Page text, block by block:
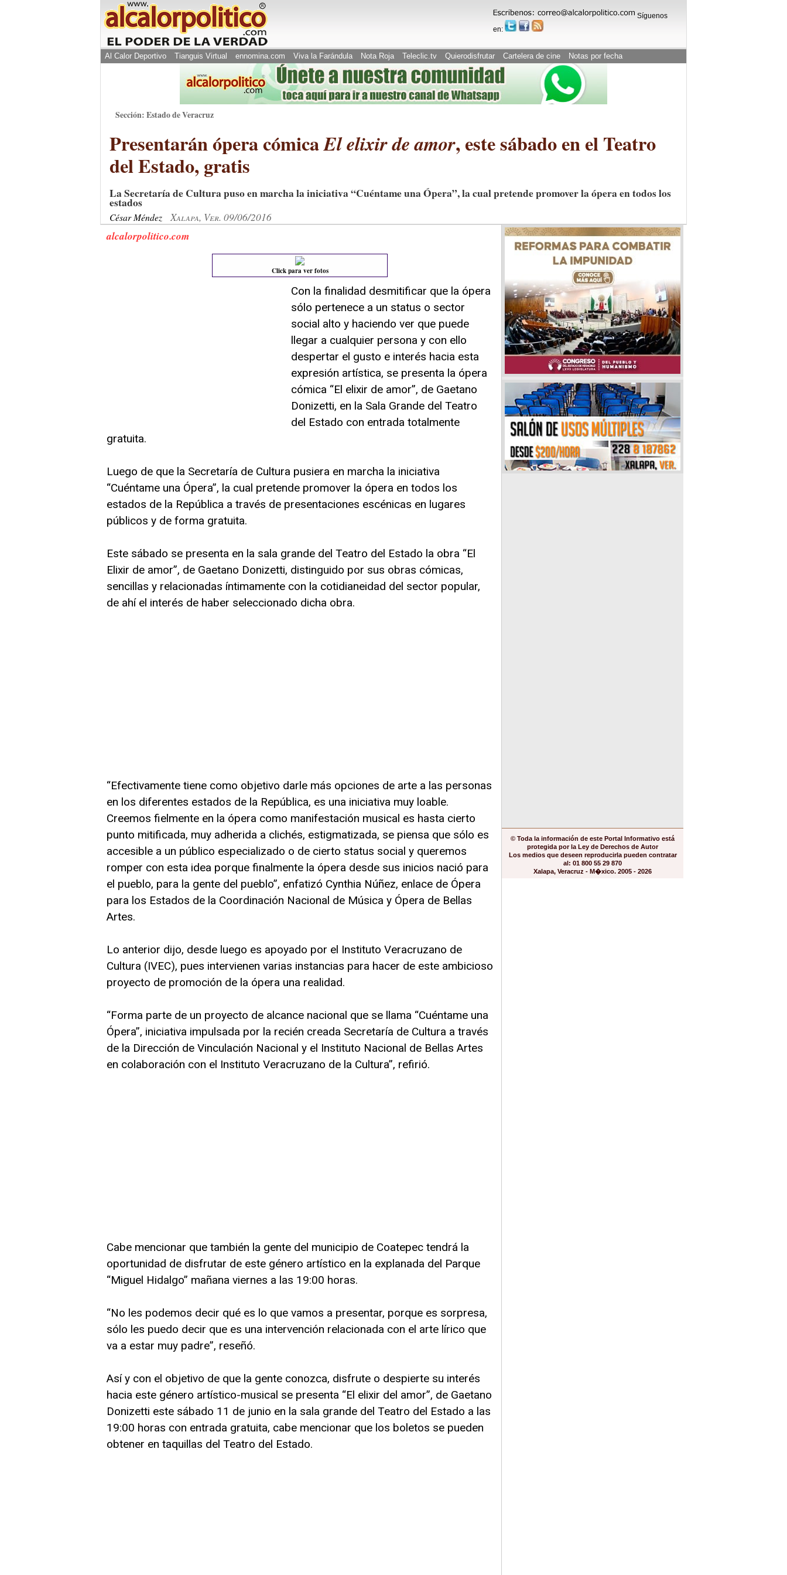
Síguenos
en:
Al Calor Deportivo Tianguis Virtual ennomina.com Viva la Farándula Nota Roja Teleclic.tv Quierodisfrutar Cartelera de cine Notas por fecha
Sección: Estado de Veracruz
Presentarán ópera cómicaEl elixir de amor, este sábado en el Teatro
del Estado, gratis
La Secretaría de Cultura puso en marcha la iniciativa “Cuéntame una Ópera”, la cual pretende promover la ópera en todos los
estados
César Méndez Xalapa, Ver. 09/06/2016
alcalorpolitico.com
Click para ver fotos
Con la finalidad desmitificar que la ópera
sólo pertenece a un status o sector
social alto y haciendo ver que puede
llegar a cualquier persona y con ello
despertar el gusto e interés hacia esta
expresión artística, se presenta la ópera
cómica “El elixir de amor”, de Gaetano
Donizetti, en la Sala Grande del Teatro
del Estado con entrada totalmente
gratuita.
Luego de que la Secretaría de Cultura pusiera en marcha la iniciativa
“Cuéntame una Ópera”, la cual pretende promover la ópera en todos los
estados de la República a través de presentaciones escénicas en lugares
públicos y de forma gratuita.
Este sábado se presenta en la sala grande del Teatro del Estado la obra “El
Elixir de amor”, de Gaetano Donizetti, distinguido por sus obras cómicas,
sencillas y relacionadas íntimamente con la cotidianeidad del sector popular,
de ahí el interés de haber seleccionado dicha obra.
“Efectivamente tiene como objetivo darle más opciones de arte a las personas
en los diferentes estados de la República, es una iniciativa muy loable.
Creemos fielmente en la ópera como manifestación musical es hasta cierto
punto mitificada, muy adherida a clichés, estigmatizada, se piensa que sólo es
accesible a un público especializado o de cierto status social y queremos
romper con esta idea porque finalmente la ópera desde sus inicios nació para
el pueblo, para la gente del pueblo”, enfatizó Cynthia Núñez, enlace de Ópera
para los Estados de la Coordinación Nacional de Música y Ópera de Bellas
Artes.
Lo anterior dijo, desde luego es apoyado por el Instituto Veracruzano de
Cultura (IVEC), pues intervienen varias instancias para hacer de este ambicioso
proyecto de promoción de la ópera una realidad.
“Forma parte de un proyecto de alcance nacional que se llama “Cuéntame una
Ópera”, iniciativa impulsada por la recién creada Secretaría de Cultura a través
de la Dirección de Vinculación Nacional y el Instituto Nacional de Bellas Artes
en colaboración con el Instituto Veracruzano de la Cultura”, refirió.
Cabe mencionar que también la gente del municipio de Coatepec tendrá la
oportunidad de disfrutar de este género artístico en la explanada del Parque
“Miguel Hidalgo” mañana viernes a las 19:00 horas.
“No les podemos decir qué es lo que vamos a presentar, porque es sorpresa,
sólo les puedo decir que es una intervención relacionada con el arte lírico que
va a estar muy padre”, reseñó.
Así y con el objetivo de que la gente conozca, disfrute o despierte su interés
hacia este género artístico-musical se presenta “El elixir del amor”, de Gaetano
Donizetti este sábado 11 de junio en la sala grande del Teatro del Estado a las
19:00 horas con entrada gratuita, cabe mencionar que los boletos se pueden
obtener en taquillas del Teatro del Estado.
© Toda la información de este Portal Informativo está
protegida por la Ley de Derechos de Autor
Los medios que deseen reproducirla pueden contratar
al: 01 800 55 29 870
Xalapa, Veracruz - M�xico. 2005 - 2026